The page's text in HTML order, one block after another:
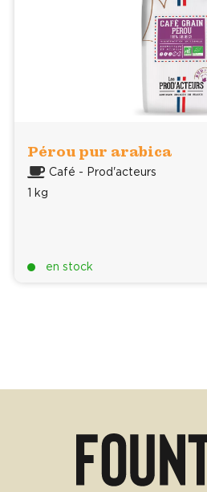
Pérou pur arabica
Café - Prod'acteurs
1 kg
en stock